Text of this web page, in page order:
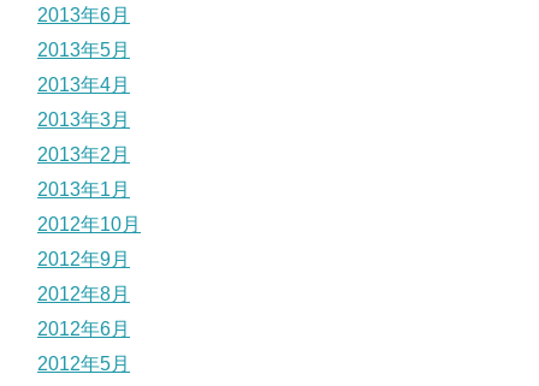
2013年6月
2013年5月
2013年4月
2013年3月
2013年2月
2013年1月
2012年10月
2012年9月
2012年8月
2012年6月
2012年5月